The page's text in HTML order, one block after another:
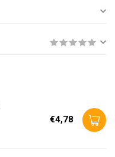
€4,78